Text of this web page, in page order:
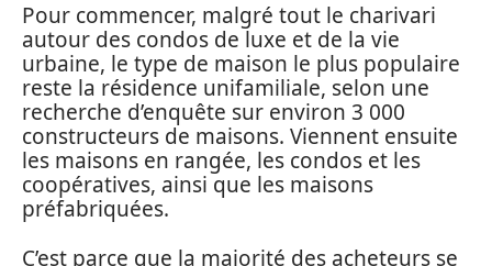
Pour commencer, malgré tout le charivari
autour des condos de luxe et de la vie
urbaine, le type de maison le plus populaire
reste la résidence unifamiliale, selon une
recherche d’enquête sur environ 3 000
constructeurs de maisons. Viennent ensuite
les maisons en rangée, les condos et les
coopératives, ainsi que les maisons
préfabriquées.
C’est parce que la majorité des acheteurs se